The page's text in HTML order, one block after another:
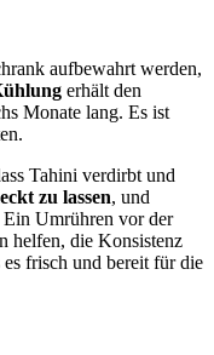
aufbewahrt werden,
erhält den
Monate lang. Es ist
Tahini verdirbt und
zu lassen, und
Ein Umrühren vor der
helfen, die Konsistenz
frisch und bereit für die